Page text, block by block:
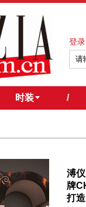
登录
时装 /
溥
牌
打